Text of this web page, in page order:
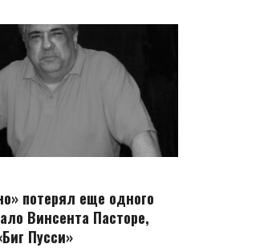
потерял еще одного
Винсента Пасторе,
Пусси»